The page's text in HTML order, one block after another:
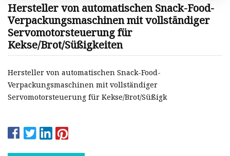
Hersteller von automatischen Snack-Food-
Verpackungsmaschinen mit vollständiger
Servomotorsteuerung für
Kekse/Brot/Süßigkeiten
Hersteller von automatischen Snack-Food-
Verpackungsmaschinen mit vollständiger
Servomotorsteuerung für Kekse/Brot/Süßigk